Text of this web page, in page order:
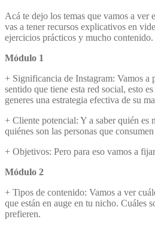
Acá te dejo los temas que vamos a ver
vas a tener recursos explicativos en
ejercicios prácticos y mucho contenido.
Módulo 1
+ Significancia de Instagram: Vamos a
sentido que tiene esta red social, esto
generes una estrategia efectiva de su
+ Cliente potencial: Y a saber quién es
quiénes son las personas que
+ Objetivos: Pero para eso vamos a
Módulo 2
+ Tipos de contenido: Vamos a ver
que están en auge en tu nicho. Cuáles
prefieren.